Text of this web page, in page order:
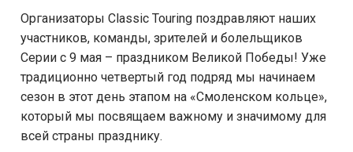
Организаторы Classic Touring поздравляют наших
участников, команды, зрителей и болельщиков
Серии с 9 мая – праздником Великой Победы! Уже
традиционно четвертый год подряд мы начинаем
сезон в этот день этапом на «Смоленском кольце»,
который мы посвящаем важному и значимому для
всей страны празднику.